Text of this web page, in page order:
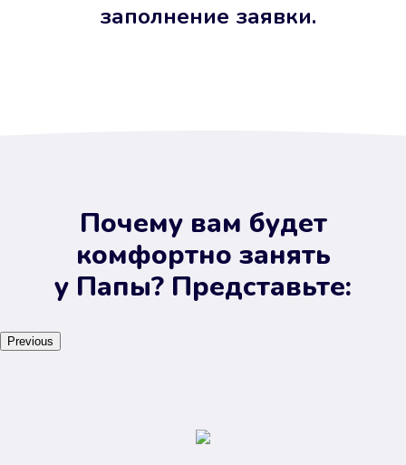
заполнение заявки.
Почему вам будет
комфортно занять
у Папы? Представьте:
Previous